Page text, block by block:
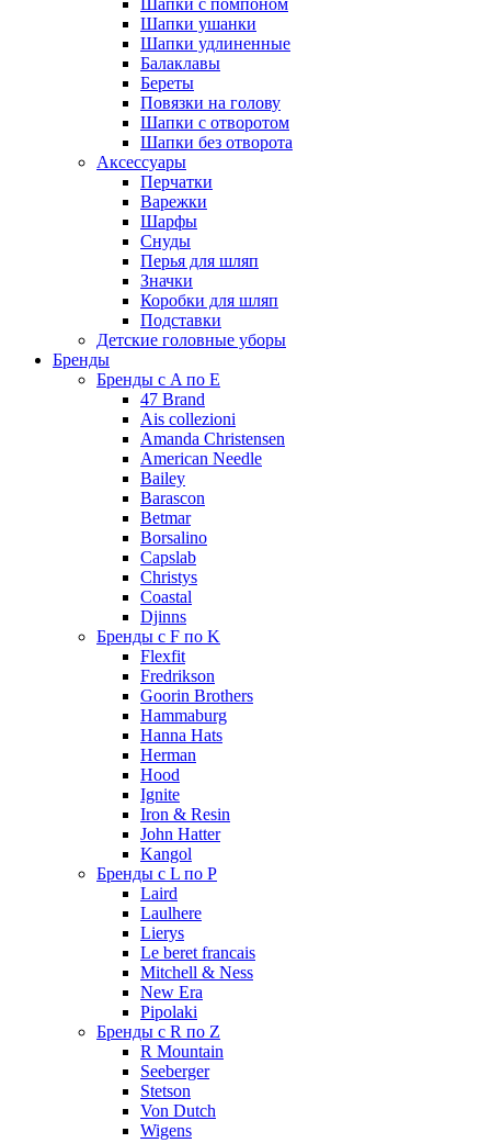
Шапки с помпоном
Шапки ушанки
Шапки удлиненные
Балаклавы
Береты
Повязки на голову
Шапки с отворотом
Шапки без отворота
Аксессуары
Перчатки
Варежки
Шарфы
Снуды
Перья для шляп
Значки
Коробки для шляп
Подставки
Детские головные уборы
Бренды
Бренды с A по E
47 Brand
Ais collezioni
Amanda Christensen
American Needle
Bailey
Barascon
Betmar
Borsalino
Capslab
Christys
Coastal
Djinns
Бренды с F по K
Flexfit
Fredrikson
Goorin Brothers
Hammaburg
Hanna Hats
Herman
Hood
Ignite
Iron & Resin
John Hatter
Kangol
Бренды с L по P
Laird
Laulhere
Lierys
Le beret francais
Mitchell & Ness
New Era
Pipolaki
Бренды с R по Z
R Mountain
Seeberger
Stetson
Von Dutch
Wigens